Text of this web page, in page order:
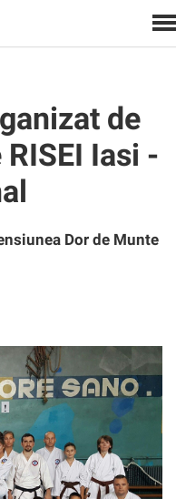
de
Iasi -
Dor de Munte